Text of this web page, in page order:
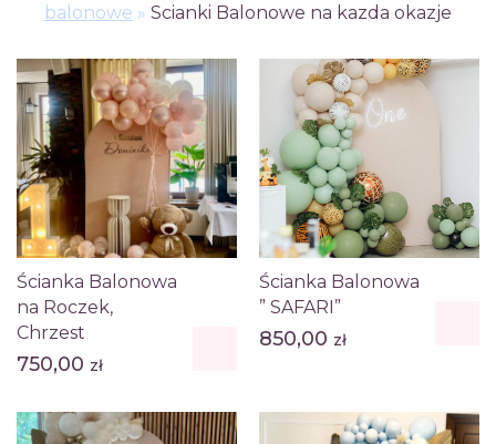
balonowe » Scianki Balonowe na kazda okazje
Ścianka Balonowa
na Roczek,
Chrzest
750,00 zł
Ścianka Balonowa
” SAFARI”
850,00 zł